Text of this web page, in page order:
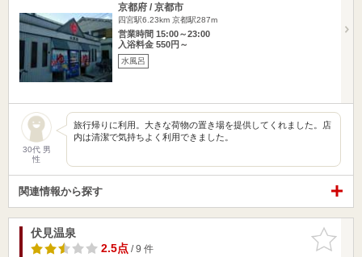
京都府 / 京都市
四宮駅6.23km 京都駅287m
営業時間 15:00～23:00
入浴料金 550円～
水風呂
30代 男
性
旅行帰りに利用。大きな荷物の置き場を提供してくれました。店
内は清潔で気持ちよく利用できました。
関連情報から探す
お気に入
りに追加
伏見温泉
2.5点/ 9 件